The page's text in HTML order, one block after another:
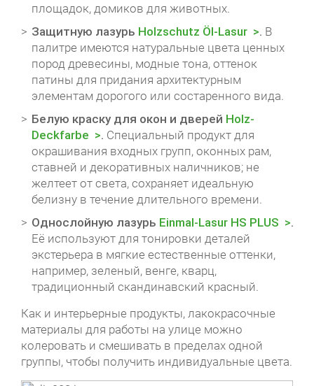
площадок, домиков для животных.
Защитную лазурь Holzschutz Öl-Lasur . В
палитре имеются натуральные цвета ценных
пород древесины, модные тона, оттенок
патины для придания архитектурным
элементам дорогого или состаренного вида.
Белую краску для окон и дверей Holz-
Deckfarbe
. Специальный продукт для
окрашивания входных групп, оконных рам,
ставней и декоративных наличников; не
желтеет от света, сохраняет идеальную
белизну в течение длительного времени.
Однослойную лазурь Einmal-Lasur HS PLUS
.
Её используют для тонировки деталей
экстерьера в мягкие естественные оттенки,
например, зеленый, венге, кварц,
традиционный скандинавский красный.
Как и интерьерные продукты, лакокрасочные
материалы для работы на улице можно
колеровать и смешивать в пределах одной
группы, чтобы получить индивидуальные цвета.